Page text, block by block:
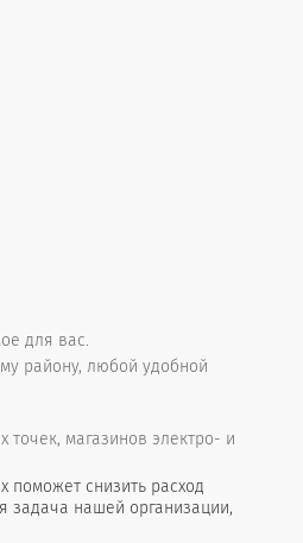
для вас.
району, любой удобной
магазинов электро- и
снизить расход
задача нашей организации,